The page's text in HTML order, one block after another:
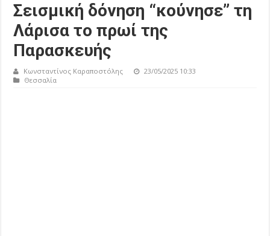
Σεισμική δόνηση “κούνησε” τη
Λάρισα το πρωί της
Παρασκευής
Κωνσταντίνος Καραποστόλης
23/05/2025 10:33
Θεσσαλία